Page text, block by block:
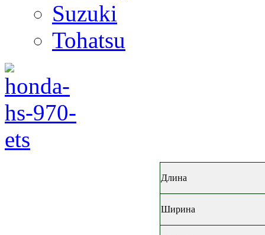
Suzuki
Tohatsu
Длина
Ширина